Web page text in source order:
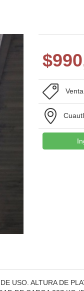
$
Venta
USO. ALTURA DE